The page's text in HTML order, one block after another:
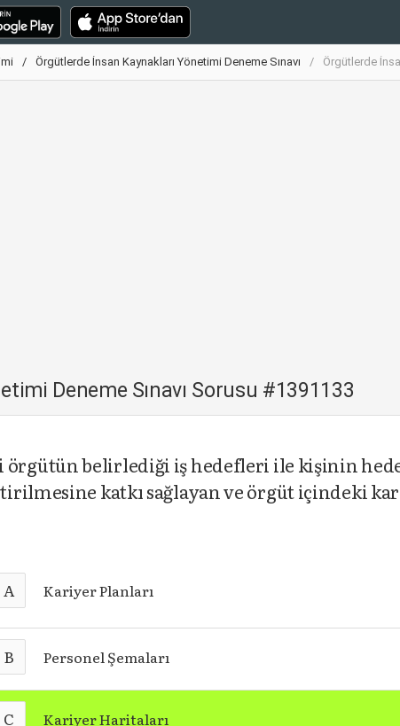
Örgütlerde İnsan Kaynakları Yönetimi Deneme Sınavı Örgütlerde
Deneme Sınavı Sorusu #1391133
örgütün belirlediği iş hedefleri ile kişinin
katkı sağlayan ve örgüt içindeki
A Kariyer Planları
B Personel Şemaları
C Kariyer Haritaları